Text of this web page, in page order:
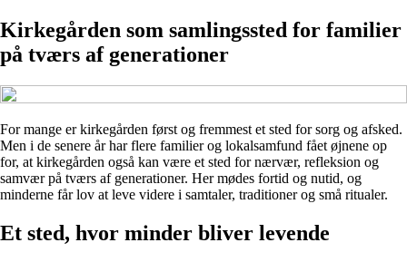
Kirkegården som samlingssted for familier
på tværs af generationer
For mange er kirkegården først og fremmest et sted for sorg og afsked.
Men i de senere år har flere familier og lokalsamfund fået øjnene op
for, at kirkegården også kan være et sted for nærvær, refleksion og
samvær på tværs af generationer. Her mødes fortid og nutid, og
minderne får lov at leve videre i samtaler, traditioner og små ritualer.
Et sted, hvor minder bliver levende